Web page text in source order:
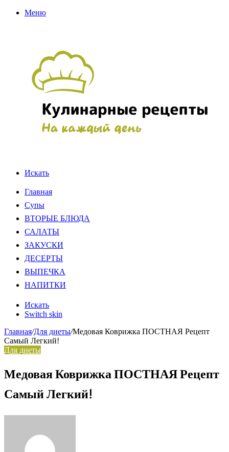
Меню
Искать
Главная
Супы
ВТОРЫЕ БЛЮДА
САЛАТЫ
ЗАКУСКИ
ДЕСЕРТЫ
ВЫПЕЧКА
НАПИТКИ
Искать
Switch skin
Главная/Для диеты/Медовая Коврижка ПОСТНАЯ Рецепт
Самый Легкий!
Для диеты
Медовая Коврижка ПОСТНАЯ Рецепт
Самый Легкий!